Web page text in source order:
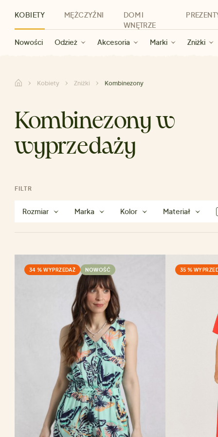
KOBIETY
Nowości Odzież Akcesoria Marki Zniżki
MĘŻCZYŹNI
Nowości Odzież Marki Zniżki
DOM I
WNĘTRZE
Dla kobiet Dla mężczyzn Dla dzieci Dla
Wyprzedaż dla kobiet Wyprzedaż dla mężczyzn
Kobiety Zniżki Kombinezony
Kombinezony w
wyprzedaży
FILTR
Rozmiar Marka Kolor Materiał
34 % WYPRZEDAŻ NOWOŚĆ 35 %